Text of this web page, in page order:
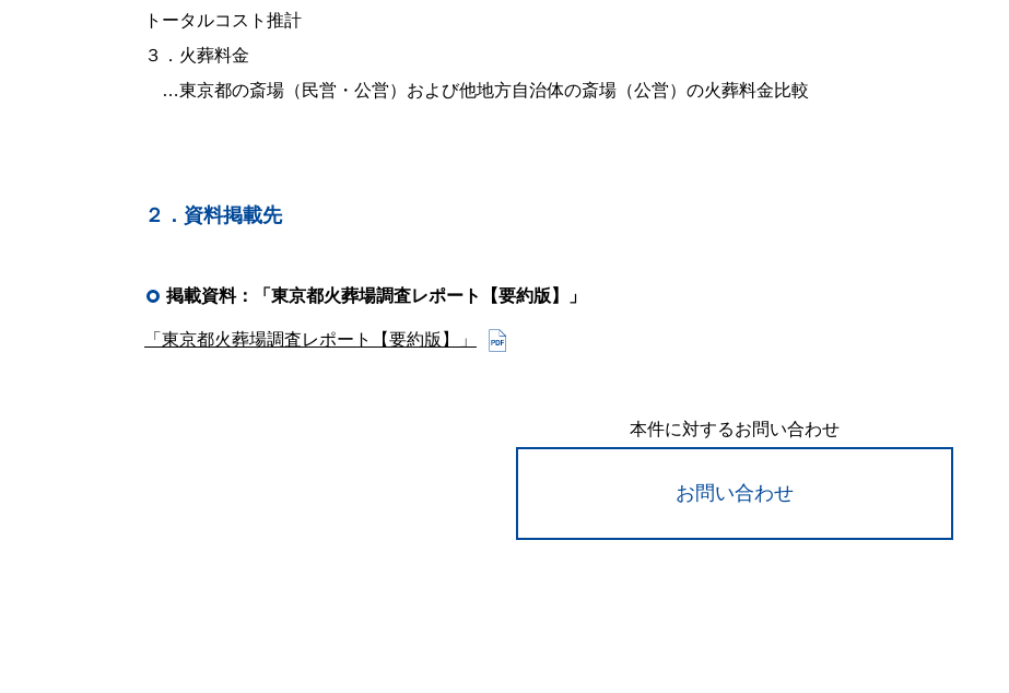
トータルコスト推計
３．火葬料金
…東京都の斎場（民営・公営）および他地方自治体の斎場（公営）の火葬料金比較
２．資料掲載先
掲載資料：「東京都火葬場調査レポート【要約版】」
「東京都火葬場調査レポート【要約版】」
本件に対するお問い合わせ
お問い合わせ